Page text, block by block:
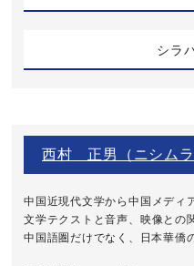
シラ
西村 正男（ニシム
中国近現代文学から中国メディ
文学テクストと音声、映像との
中国語圏だけでなく、日本華僑